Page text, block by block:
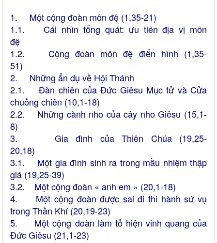
1. Một cộng đoàn môn đệ (1,35-21)
1.1. Cái nhìn tổng quát: ưu tiên địa vị môn
đệ
1.2. Cộng đoàn môn đệ điển hình (1,35-
51)
2. Những ẩn dụ về Hội Thánh
2.1. Đàn chiên của Đức Giêsu Mục tử và Cửa
chuồng chiên (10,1-18)
2.2. Những cành nho của cây nho Giêsu (15,1-
8)
3. Gia đình của Thiên Chúa (19,25-
20,18)
3.1. Một gia đình sinh ra trong mầu nhiệm thập
giá (19,25-39)
3.2. Một cộng đoàn « anh em » (20,1-18)
4. Một cộng đoàn được sai đi thi hành sứ vụ
trong Thần Khí(20,19-23)
5. Một cộng đoàn làm tỏ hiện vinh quang của
Đức Giêsu (21,1-23)